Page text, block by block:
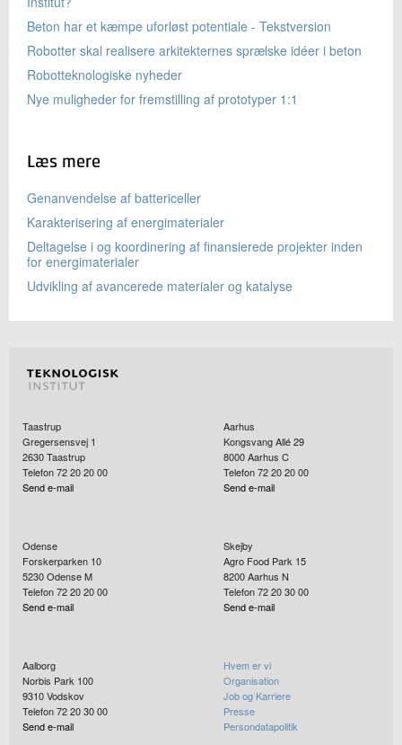
Beton har et kæmpe uforløst potentiale - Tekstversion
Robotter skal realisere arkitekternes sprælske idéer i beton
Robotteknologiske nyheder
Nye muligheder for fremstilling af prototyper 1:1
Læs mere
Genanvendelse af battericeller
Karakterisering af energimaterialer
Deltagelse i og koordinering af finansierede projekter inden
for energimaterialer
Udvikling af avancerede materialer og katalyse
Taastrup
Gregersensvej 1
2630Taastrup
Telefon 72 20 20 00
Send e-mail
Aarhus
Kongsvang Allé 29
8000Aarhus C
Telefon 72 20 20 00
Send e-mail
Odense
Forskerparken 10
5230Odense M
Telefon 72 20 20 00
Send e-mail
Skejby
Agro Food Park 15
8200Aarhus N
Telefon 72 20 30 00
Send e-mail
Aalborg
Norbis Park 100
9310Vodskov
Telefon 72 20 30 00
Send e-mail
Hvem er vi
Organisation
Job og Karriere
Presse
Persondatapolitik